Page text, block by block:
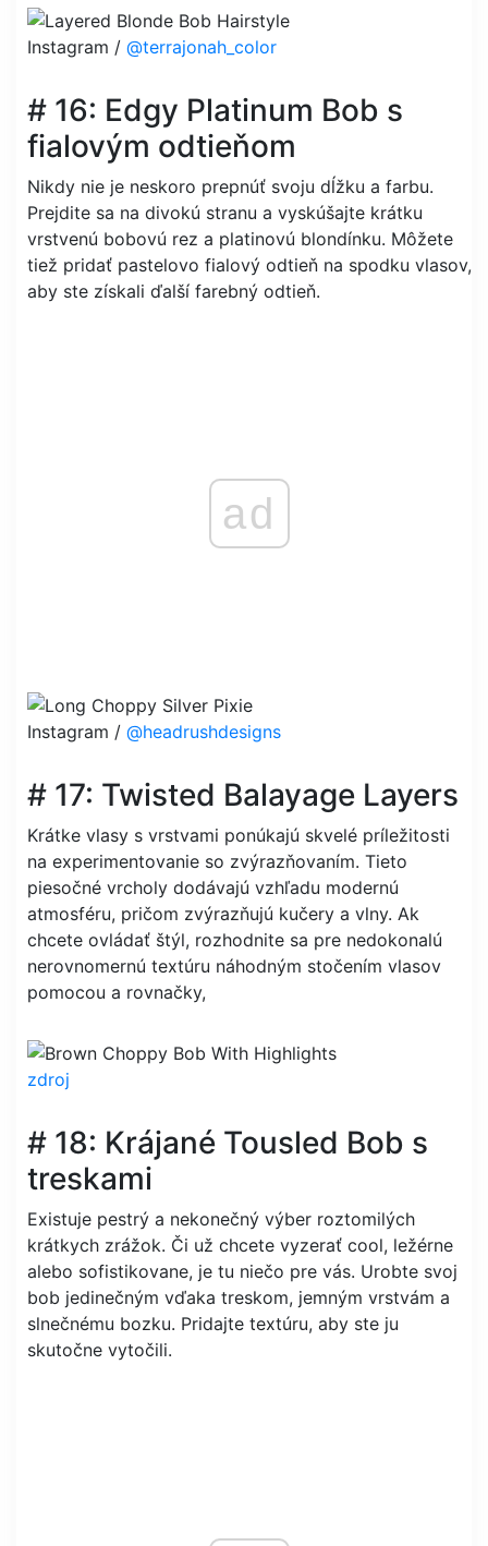
Instagram / @terrajonah_color
# 16: Edgy Platinum Bob s
fialovým odtieňom
Nikdy nie je neskoro prepnúť svoju dĺžku a farbu.
Prejdite sa na divokú stranu a vyskúšajte krátku
vrstvenú bobovú rez a platinovú blondínku. Môžete
tiež pridať pastelovo fialový odtieň na spodku vlasov,
aby ste získali ďalší farebný odtieň.
ad
Instagram / @headrushdesigns
# 17: Twisted Balayage Layers
Krátke vlasy s vrstvami ponúkajú skvelé príležitosti
na experimentovanie so zvýrazňovaním. Tieto
piesočné vrcholy dodávajú vzhľadu modernú
atmosféru, pričom zvýrazňujú kučery a vlny. Ak
chcete ovládať štýl, rozhodnite sa pre nedokonalú
nerovnomernú textúru náhodným stočením vlasov
pomocou a rovnačky,
zdroj
# 18: Krájané Tousled Bob s
treskami
Existuje pestrý a nekonečný výber roztomilých
krátkych zrážok. Či už chcete vyzerať cool, ležérne
alebo sofistikovane, je tu niečo pre vás. Urobte svoj
bob jedinečným vďaka treskom, jemným vrstvám a
slnečnému bozku. Pridajte textúru, aby ste ju
skutočne vytočili.